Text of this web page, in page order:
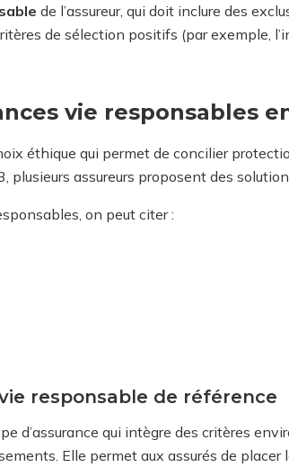
de l’assureur, qui doit inclure des
de sélection positifs (par exemple,
vie responsables
éthique qui permet de concilier
assureurs proposent des
on peut citer :
responsable de référence
d’assurance qui intègre des critères
Elle permet aux assurés de